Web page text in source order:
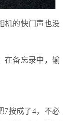
机的快门声也没
在备忘录中，输
7按成了4，不必